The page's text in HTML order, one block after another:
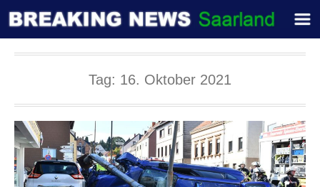
Tag: 16. Oktober 2021